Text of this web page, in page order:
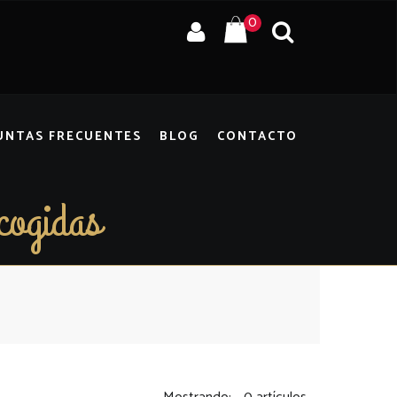
0
FRECUENTES BLOG CONTACTO